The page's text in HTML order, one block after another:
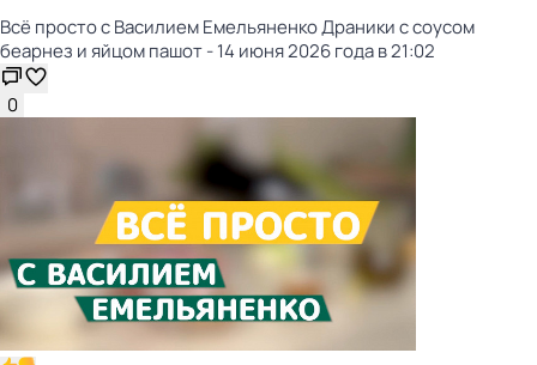
Всё просто с Василием Емельяненко Драники с соусом
беарнез и яйцом пашот - 14 июня 2026 года в 21:02
0